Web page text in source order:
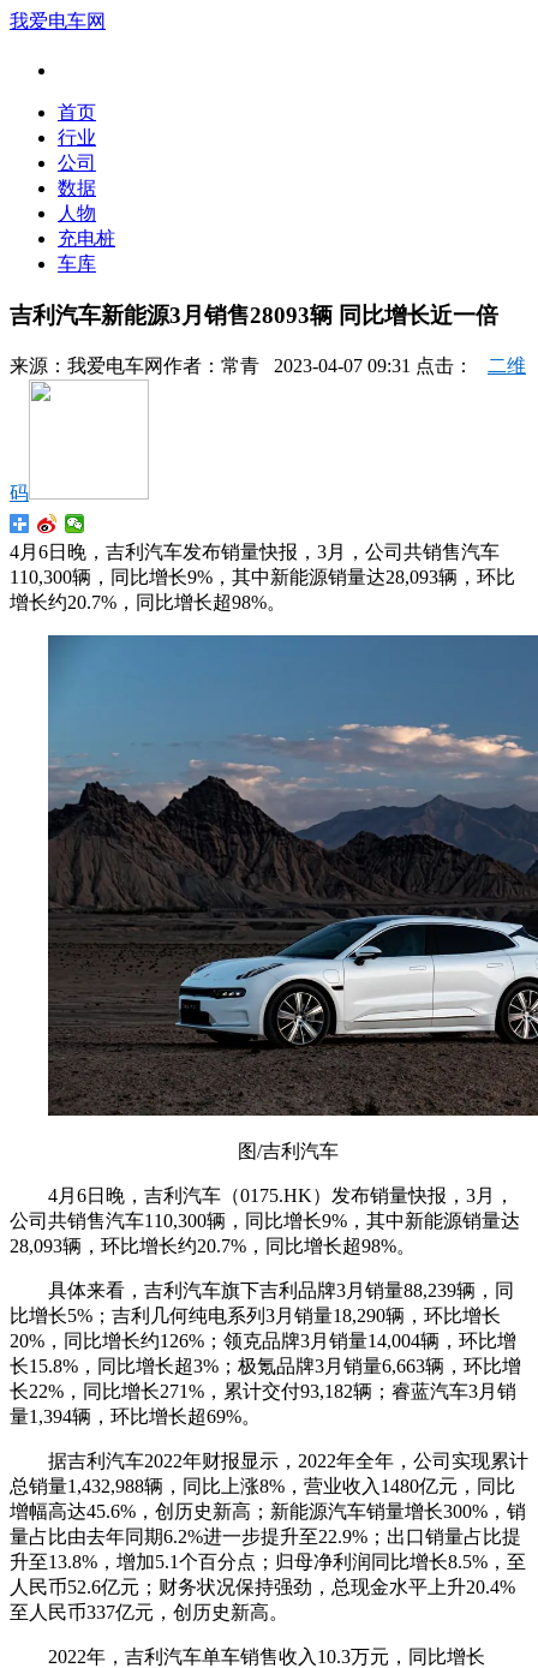
我爱电车网
首页
行业
公司
数据
人物
充电桩
车库
吉利汽车新能源3月销售28093辆 同比增长近一倍
来源： 我爱电车网作者： 常青 2023-04-07 09:31 点击： 二维
码
4月6日晚，吉利汽车发布销量快报，3月，公司共销售汽车
110,300辆，同比增长9%，其中新能源销量达28,093辆，环比
增长约20.7%，同比增长超98%。
图/吉利汽车
4月6日晚，吉利汽车（0175.HK）发布销量快报，3月，
公司共销售汽车110,300辆，同比增长9%，其中新能源销量达
28,093辆，环比增长约20.7%，同比增长超98%。
具体来看，吉利汽车旗下吉利品牌3月销量88,239辆，同
比增长5%；吉利几何纯电系列3月销量18,290辆，环比增长
20%，同比增长约126%；领克品牌3月销量14,004辆，环比增
长15.8%，同比增长超3%；极氪品牌3月销量6,663辆，环比增
长22%，同比增长271%，累计交付93,182辆；睿蓝汽车3月销
量1,394辆，环比增长超69%。
据吉利汽车2022年财报显示，2022年全年，公司实现累计
总销量1,432,988辆，同比上涨8%，营业收入1480亿元，同比
增幅高达45.6%，创历史新高；新能源汽车销量增长300%，销
量占比由去年同期6.2%进一步提升至22.9%；出口销量占比提
升至13.8%，增加5.1个百分点；归母净利润同比增长8.5%，至
人民币52.6亿元；财务状况保持强劲，总现金水平上升20.4%
至人民币337亿元，创历史新高。
2022年，吉利汽车单车销售收入10.3万元，同比增长